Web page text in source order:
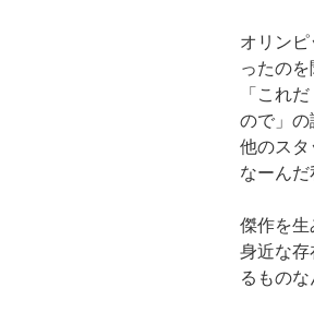
オリン
ったのを
「これ
ので」の
他のスタ
なーんだ
傑作を生
身近な存
るものな